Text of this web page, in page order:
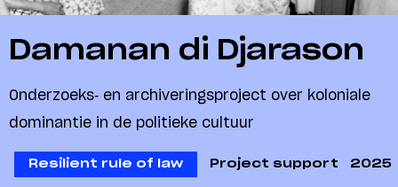
Damanan di Djarason
Onderzoeks- en archiveringsproject over koloniale
dominantie in de politieke cultuur
Resilient rule of law Project support 2025